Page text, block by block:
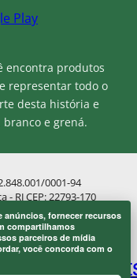
anúncios, fornecer recursos
compartilhamos
parceiros de mídia
você concorda com o
encontra produtos
representar todo o
desta história e
e grená.
0001-94
- RJ CEP: 22793-170
/ (21) 98808-
17:00h de segunda a